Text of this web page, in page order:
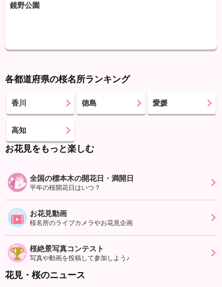
鏡野公園
各都道府県の桜名所ランキング
香川 徳島 愛媛
高知
お花見をもっと楽しむ
全国の標本木の開花日・満開日
平年の桜開花日はいつ？
お花見動画
桜名所のライブカメラやお花見企画
桜絶景写真コンテスト
写真や動画を投稿して参加しよう♪
花見・桜のニュース